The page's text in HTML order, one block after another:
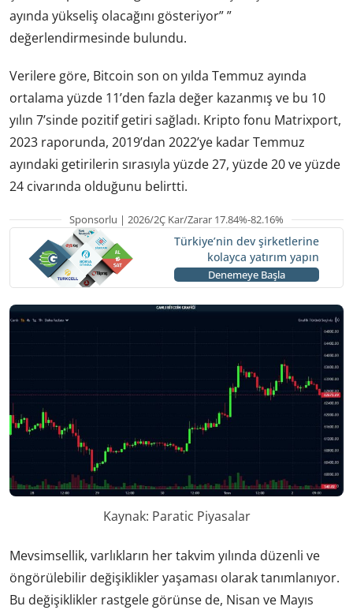
ayında yükseliş olacağını gösteriyor” ”
değerlendirmesinde bulundu.
Verilere göre, Bitcoin son on yılda Temmuz ayında
ortalama yüzde 11’den fazla değer kazanmış ve bu 10
yılın 7’sinde pozitif getiri sağladı. Kripto fonu Matrixport,
2023 raporunda, 2019’dan 2022’ye kadar Temmuz
ayındaki getirilerin sırasıyla yüzde 27, yüzde 20 ve yüzde
24 civarında olduğunu belirtti.
Sponsorlu | 2026/2Ç Kar/Zarar 17.84%-82.16%
Türkiye’nin dev şirketlerine
kolayca yatırım yapın
Denemeye Başla
Kaynak: Paratic Piyasalar
Mevsimsellik, varlıkların her takvim yılında düzenli ve
öngörülebilir değişiklikler yaşaması olarak tanımlanıyor.
Bu değişiklikler rastgele görünse de, Nisan ve Mayıs